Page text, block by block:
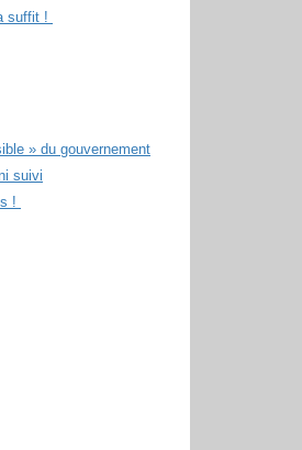
suffit !
» du gouvernement
suivi
!